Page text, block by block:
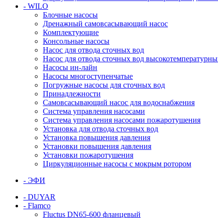
- WILO
Блочные насосы
Дренажный самовсасывающий насос
Комплектующие
Консольные насосы
Насос для отвода сточных вод
Насос для отвода сточных вод
Насосы ин-лайн
Насосы многоступенчатые
Погружные насосы для сточных вод
Принадлежности
Самовсасывающий насос для водоснабжения
Система управления насосами
Система управления насосами пожаротушения
Установка для отвода сточных вод
Установка повышения давления
Установки повышения давления
Установки пожаротушения
Циркуляционные насосы с мокрым ротором
- ЭФИ
- DUYAR
- Flamco
Fluctus DN65-600 фланцевый